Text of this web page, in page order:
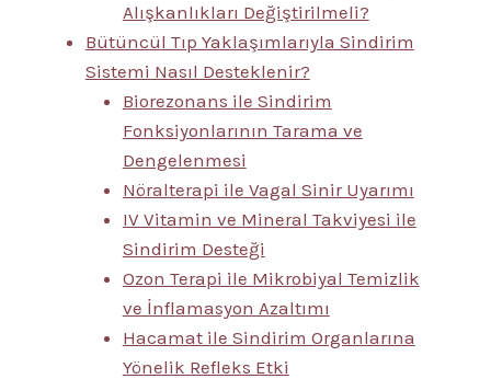
Alışkanlıkları Değiştirilmeli?
Bütüncül Tıp Yaklaşımlarıyla Sindirim
Sistemi Nasıl Desteklenir?
Biorezonans ile Sindirim
Fonksiyonlarının Tarama ve
Dengelenmesi
Nöralterapi ile Vagal Sinir Uyarımı
IV Vitamin ve Mineral Takviyesi ile
Sindirim Desteği
Ozon Terapi ile Mikrobiyal Temizlik
ve İnflamasyon Azaltımı
Hacamat ile Sindirim Organlarına
Yönelik Refleks Etki